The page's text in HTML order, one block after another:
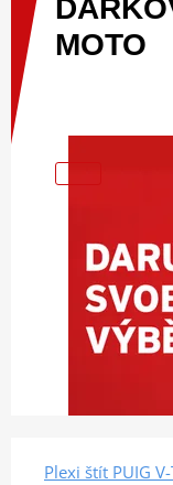
MOTO
Plexi štít PUIG